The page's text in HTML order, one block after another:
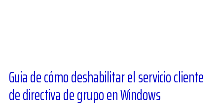
Foros
Guia de cómo deshabilitar el servicio cliente
de directiva de grupo en Windows